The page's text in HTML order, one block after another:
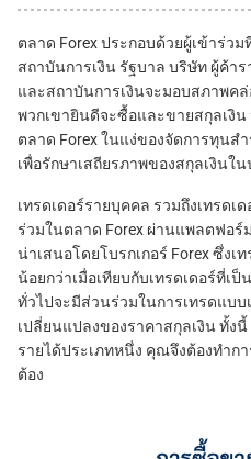
ตลาด Forex ประกอบด้วยผู้เข้าร่ว
สถาบันการเงิน รัฐบาล บริษัท ผู้ค้า
และสถาบันการเงินจะมอบสภาพค
พวกเขายินดีจะซื้อและขายสกุลเงิ
ตลาด Forex ในแง่ของจัดการทุนส
เพื่อรักษาเสถียรภาพของสกุลเงินใ
เทรดเดอร์รายบุคคล รวมถึงเทรดเ
ร่วมในตลาด Forex ผ่านแพลตฟอร์
น่าเสนอโดยโบรกเกอร์ Forex ซึ่ง
น้อยกว่าเมื่อเทียบกับเทรดเดอร์ที่เ
ทั่วไปจะมีส่วนร่วมในการเทรดแบบ
เปลี่ยนแปลงของราคาสกุลเงิน ทั้ง
รายได้ประเภทหนึ่ง คุณจึงต้องทำก
ต้อง